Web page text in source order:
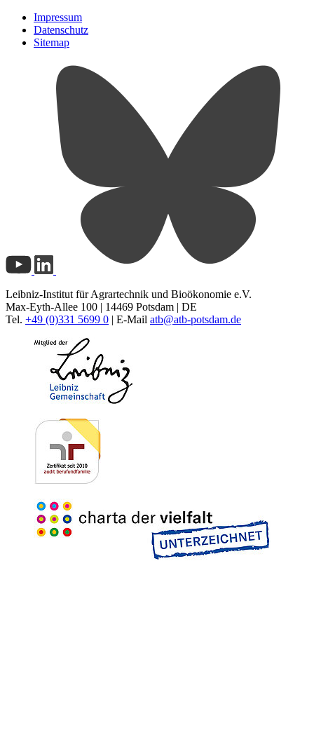
Impressum
Datenschutz
Sitemap
Leibniz-Institut für Agrartechnik und Bioökonomie e.V.
Max-Eyth-Allee 100 | 14469 Potsdam | DE
Tel. +49 (0)331 5699 0 | E-Mail atb@atb-potsdam.de